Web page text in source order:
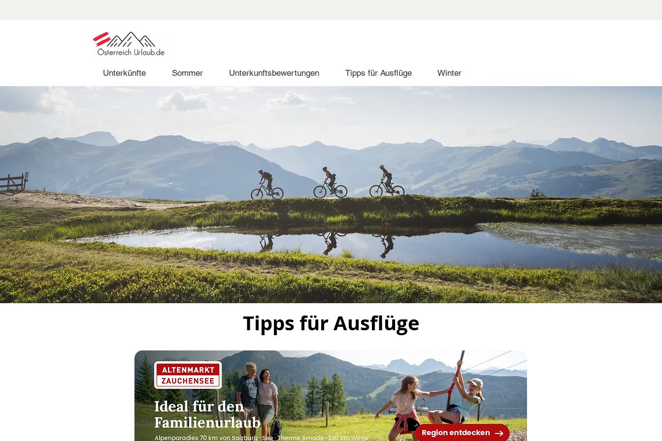
Unterkünfte Sommer Unterkunftsbewertungen Tipps für Ausflüge Winter
Tipps für Ausflüge